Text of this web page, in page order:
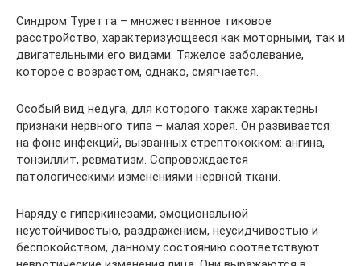
Синдром Туретта – множественное тиковое
расстройство, характеризующееся как моторными, так и
двигательными его видами. Тяжелое заболевание,
которое с возрастом, однако, смягчается.
Особый вид недуга, для которого также характерны
признаки нервного типа – малая хорея. Он развивается
на фоне инфекций, вызванных стрептококком: ангина,
тонзиллит, ревматизм. Сопровождается
патологическими изменениями нервной ткани.
Наряду с гиперкинезами, эмоциональной
неустойчивостью, раздражением, неусидчивостью и
беспокойством, данному состоянию соответствуют